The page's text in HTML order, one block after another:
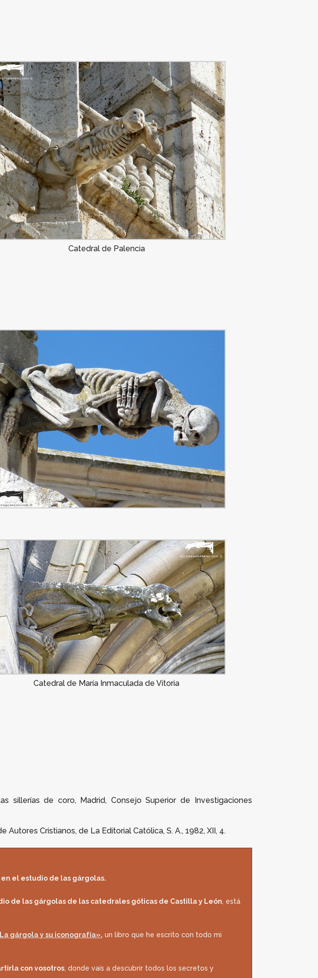
Catedral de Palencia
Catedral de María Inmaculada de Vitoria
sillerías de coro, Madrid, Consejo Superior de Investigaciones
Autores Cristianos, de La Editorial Católica, S. A., 1982, XII, 4.
el estudio de las gárgolas.
de las gárgolas de las catedrales góticas de Castilla y León, está
gárgola y su iconografía», un libro que he escrito con todo mi
con vosotros, donde vais a descubrir todos los secretos y